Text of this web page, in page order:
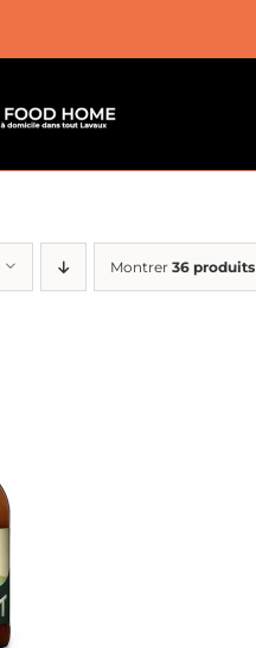
Montrer 36 produits